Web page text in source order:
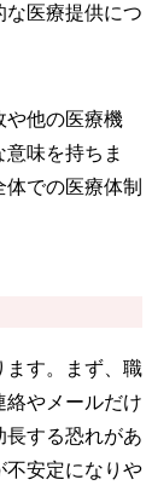
な医療提供につ
や他の医療機
味を持ちま
での医療体制
ます。まず、職
絡やメールだけ
長する恐れがあ
不安定になりや